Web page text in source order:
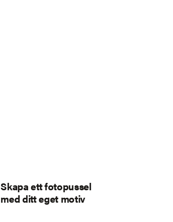
Skapa ett fotopussel
med ditt eget motiv